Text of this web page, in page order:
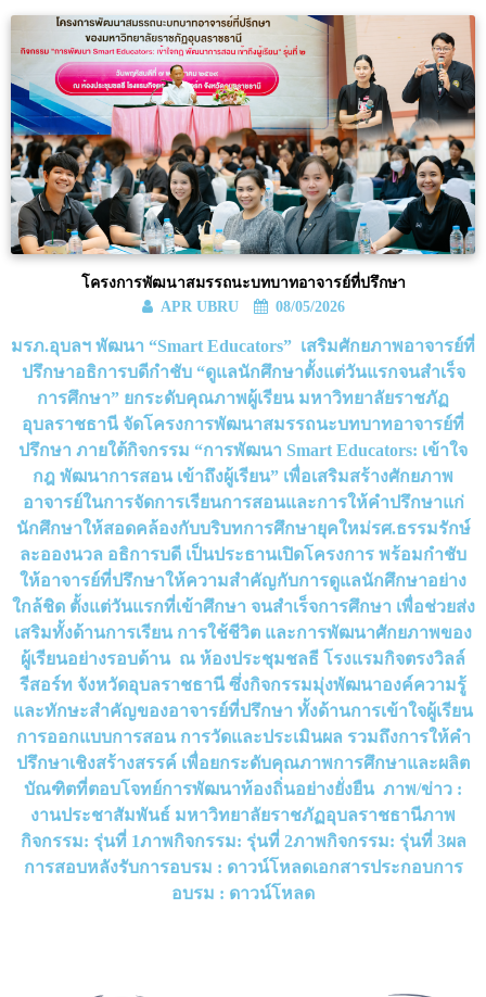
โครงการพัฒนาสมรรถนะบทบาทอาจารย์ที่ปรึกษา
APR UBRU
08/05/2026
มรภ.อุบลฯ พัฒนา “Smart Educators” เสริมศักยภาพอาจารย์ที่
ปรึกษาอธิการบดีกำชับ “ดูแลนักศึกษาตั้งแต่วันแรกจนสำเร็จ
การศึกษา” ยกระดับคุณภาพผู้เรียน มหาวิทยาลัยราชภัฏ
อุบลราชธานี จัดโครงการพัฒนาสมรรถนะบทบาทอาจารย์ที่
ปรึกษา ภายใต้กิจกรรม “การพัฒนา Smart Educators: เข้าใจ
กฎ พัฒนาการสอน เข้าถึงผู้เรียน” เพื่อเสริมสร้างศักยภาพ
อาจารย์ในการจัดการเรียนการสอนและการให้คำปรึกษาแก่
นักศึกษาให้สอดคล้องกับบริบทการศึกษายุคใหม่รศ.ธรรมรักษ์
ละอองนวล อธิการบดี เป็นประธานเปิดโครงการ พร้อมกำชับ
ให้อาจารย์ที่ปรึกษาให้ความสำคัญกับการดูแลนักศึกษาอย่าง
ใกล้ชิด ตั้งแต่วันแรกที่เข้าศึกษา จนสำเร็จการศึกษา เพื่อช่วยส่ง
เสริมทั้งด้านการเรียน การใช้ชีวิต และการพัฒนาศักยภาพของ
ผู้เรียนอย่างรอบด้าน ณ ห้องประชุมชลธี โรงแรมกิจตรงวิลล์
รีสอร์ท จังหวัดอุบลราชธานี ซึ่งกิจกรรมมุ่งพัฒนาองค์ความรู้
และทักษะสำคัญของอาจารย์ที่ปรึกษา ทั้งด้านการเข้าใจผู้เรียน
การออกแบบการสอน การวัดและประเมินผล รวมถึงการให้คำ
ปรึกษาเชิงสร้างสรรค์ เพื่อยกระดับคุณภาพการศึกษาและผลิต
บัณฑิตที่ตอบโจทย์การพัฒนาท้องถิ่นอย่างยั่งยืน ภาพ/ข่าว :
งานประชาสัมพันธ์ มหาวิทยาลัยราชภัฏอุบลราชธานีภาพ
กิจกรรม: รุ่นที่ 1ภาพกิจกรรม: รุ่นที่ 2ภาพกิจกรรม: รุ่นที่ 3ผล
การสอบหลังรับการอบรม : ดาวน์โหลดเอกสารประกอบการ
อบรม : ดาวน์โหลด